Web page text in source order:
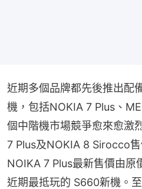
近期多個品牌都先後推出配
機，包括NOKIA 7 Plus、
個中階機市場競爭愈來愈激
7 Plus及NOKIA 8 Sirocco
NOIKA 7 Plus最新售價由
近期最抵玩的 S660新機。